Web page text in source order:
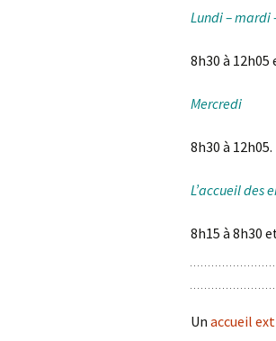
Le
Le
Lundi – mardi
8h30 à 12h05
Mercredi
8h30 à 12h05.
L’accueil des
8h15 à 8h30
Un accueil